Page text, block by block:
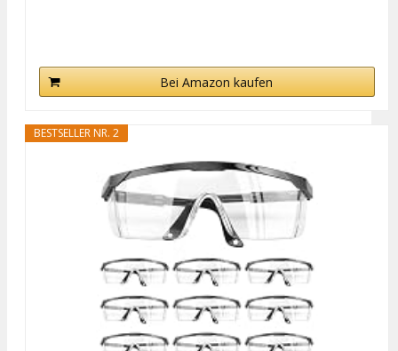
Bei Amazon kaufen
BESTSELLER NR. 2